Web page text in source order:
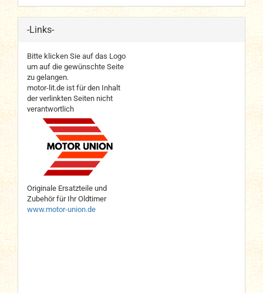
-Links-
Bitte klicken Sie auf das Logo
um auf die gewünschte Seite
zu gelangen.
motor-lit.de ist für den Inhalt
der verlinkten Seiten nicht
verantwortlich
Originale Ersatzteile und
Zubehör für Ihr Oldtimer
www.motor-union.de